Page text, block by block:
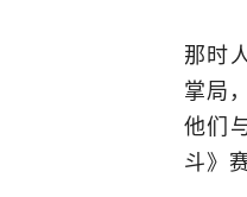
那时
掌局
他们
斗》